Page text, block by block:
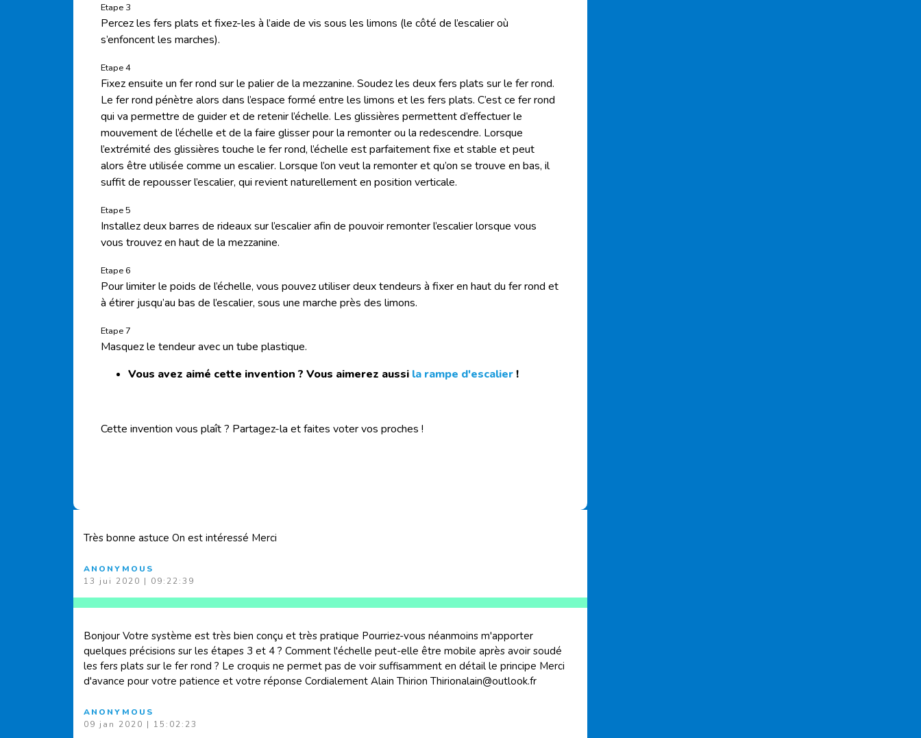
Etape 3
Percez les fers plats et fixez-les à l’aide de vis sous les limons (le côté de l’escalier où
s’enfoncent les marches).
Etape 4
Fixez ensuite un fer rond sur le palier de la mezzanine. Soudez les deux fers plats sur le fer rond.
Le fer rond pénètre alors dans l’espace formé entre les limons et les fers plats. C’est ce fer rond
qui va permettre de guider et de retenir l’échelle. Les glissières permettent d’effectuer le
mouvement de l’échelle et de la faire glisser pour la remonter ou la redescendre. Lorsque
l’extrémité des glissières touche le fer rond, l’échelle est parfaitement fixe et stable et peut
alors être utilisée comme un escalier. Lorsque l’on veut la remonter et qu’on se trouve en bas, il
suffit de repousser l’escalier, qui revient naturellement en position verticale.
Etape 5
Installez deux barres de rideaux sur l’escalier afin de pouvoir remonter l’escalier lorsque vous
vous trouvez en haut de la mezzanine.
Etape 6
Pour limiter le poids de l’échelle, vous pouvez utiliser deux tendeurs à fixer en haut du fer rond et
à étirer jusqu’au bas de l’escalier, sous une marche près des limons.
Etape 7
Masquez le tendeur avec un tube plastique.
Vous avez aimé cette invention ? Vous aimerez aussi la rampe d'escalier!
Cette invention vous plaît ? Partagez-la et faites voter vos proches !
Très bonne astuce On est intéressé Merci
ANONYMOUS
13 jui 2020 | 09:22:39
Bonjour Votre système est très bien conçu et très pratique Pourriez-vous néanmoins m'apporter
quelques précisions sur les étapes 3 et 4 ? Comment l'échelle peut-elle être mobile après avoir soudé
les fers plats sur le fer rond ? Le croquis ne permet pas de voir suffisamment en détail le principe Merci
d'avance pour votre patience et votre réponse Cordialement Alain Thirion Thirionalain@outlook.fr
ANONYMOUS
09 jan 2020 | 15:02:23